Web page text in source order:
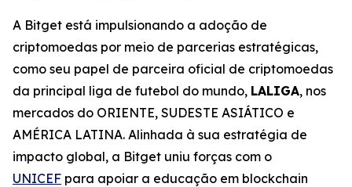
A Bitget está impulsionando a adoção de
criptomoedas por meio de parcerias estratégicas,
como seu papel de parceira oficial de criptomoedas
da principal liga de futebol do mundo, LALIGA, nos
mercados do ORIENTE, SUDESTE ASIÁTICO e
AMÉRICA LATINA. Alinhada à sua estratégia de
impacto global, a Bitget uniu forças com o
UNICEF para apoiar a educação em blockchain